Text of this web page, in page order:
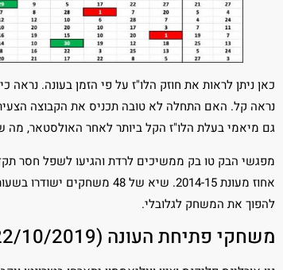
כאן ניתן לראות את חוזק הלו"ז על פי הזמן בעונה.
נראה קל. האם התחלה לא טובה תכניס את הקבוצה
גם מיאמי בעלת הלו"ז הקל ביותר לאחר האולסטאר, מה
אחוז מעונת 2014-15. שיא של
להפוך את המשחק לגלובלי.
משחקי פתיחת העונה (22/10/2019)